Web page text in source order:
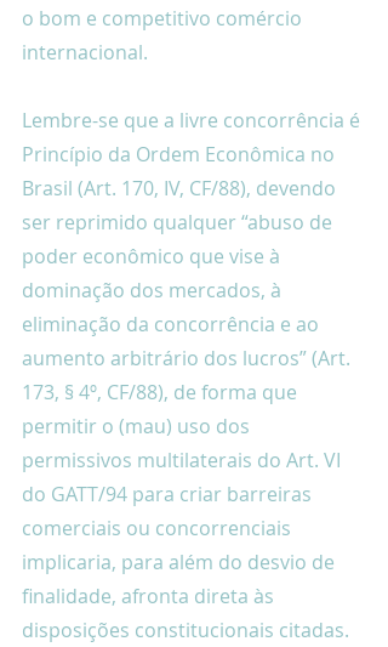
o bom e competitivo comércio
internacional.
Lembre-se que a livre concorrência é
Princípio da Ordem Econômica no
Brasil (Art. 170, IV, CF/88), devendo
ser reprimido qualquer “abuso de
poder econômico que vise à
dominação dos mercados, à
eliminação da concorrência e ao
aumento arbitrário dos lucros” (Art.
173, § 4º, CF/88), de forma que
permitir o (mau) uso dos
permissivos multilaterais do Art. VI
do GATT/94 para criar barreiras
comerciais ou concorrenciais
implicaria, para além do desvio de
finalidade, afronta direta às
disposições constitucionais citadas.